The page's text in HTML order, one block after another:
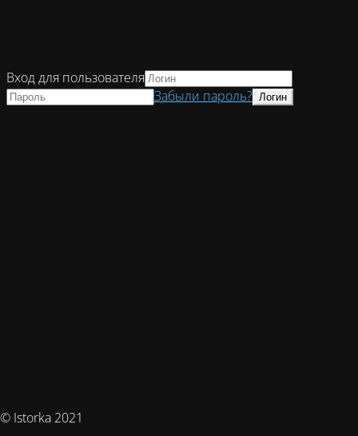
© Istorka 2021
Вход для пользователя
Забыли пароль?